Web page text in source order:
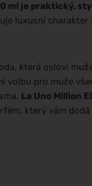
ml je praktický,
luxusní charakter
která osloví
pro muže
La Uno Million
který vám